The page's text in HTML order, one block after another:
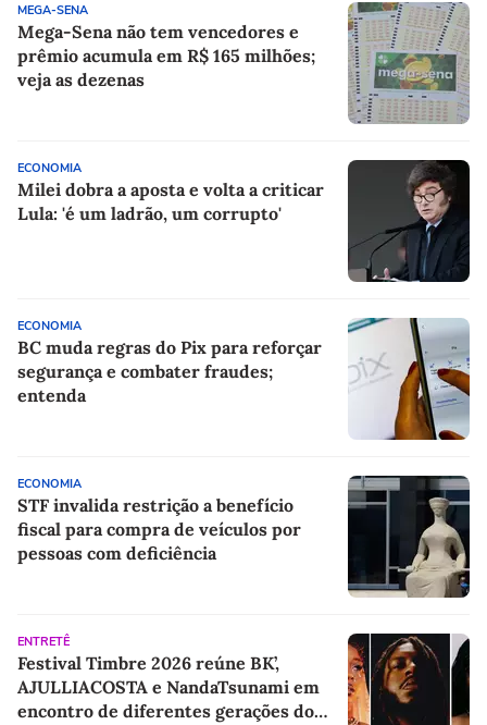
MEGA-SENA
Mega-Sena não tem vencedores e
prêmio acumula em R$ 165 milhões;
veja as dezenas
ECONOMIA
Milei dobra a aposta e volta a criticar
Lula: 'é um ladrão, um corrupto'
ECONOMIA
BC muda regras do Pix para reforçar
segurança e combater fraudes;
entenda
ECONOMIA
STF invalida restrição a benefício
fiscal para compra de veículos por
pessoas com deficiência
ENTRETÊ
Festival Timbre 2026 reúne BK’,
AJULLIACOSTA e NandaTsunami em
encontro de diferentes gerações do